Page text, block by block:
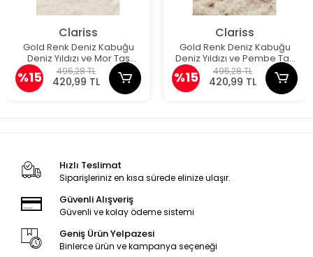
Clariss
Gold Renk Deniz Kabuğu
Deniz Yıldızı ve Mor Taş
Detaylı Küpe
%15 495,28 TL
420,99 TL
Clariss
Gold Renk Deniz Kabuğu
Deniz Yıldızı ve Pembe Taş
Detaylı Küpe
%15 495,28 TL
420,99 TL
Hızlı Teslimat
Siparişleriniz en kısa sürede elinize ulaşır.
Güvenli Alışveriş
Güvenli ve kolay ödeme sistemi
Geniş Ürün Yelpazesi
Binlerce ürün ve kampanya seçeneği